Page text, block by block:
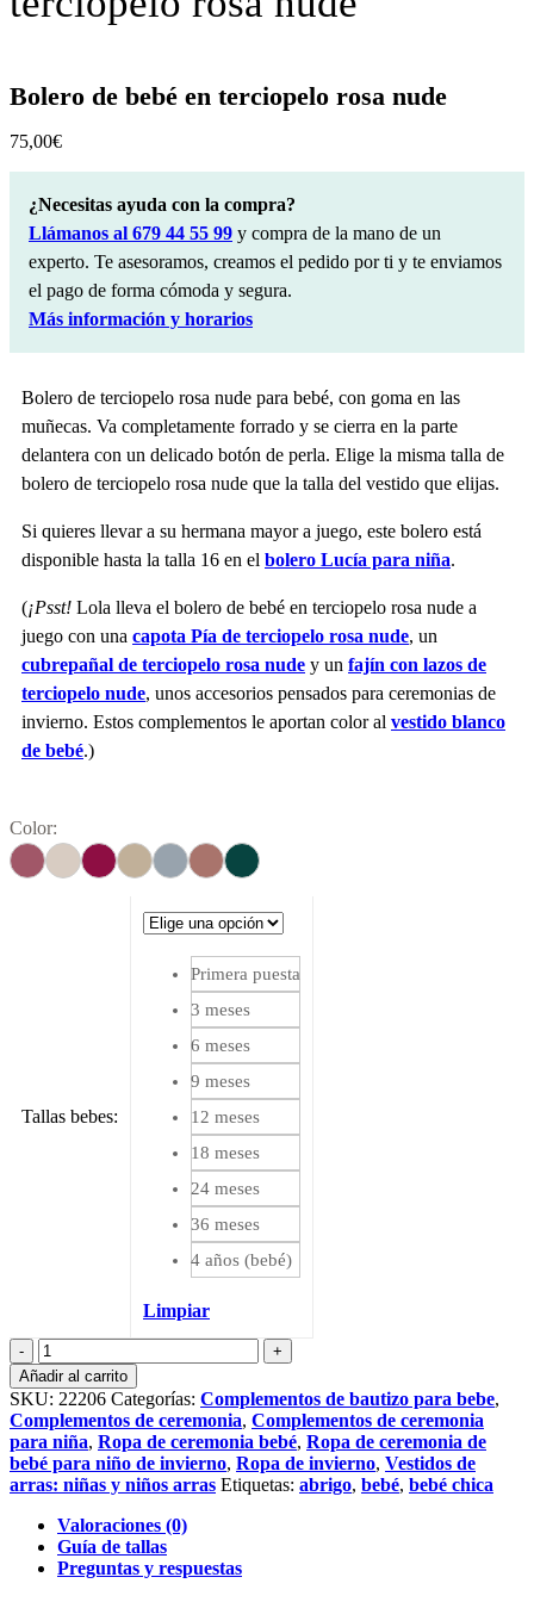
Bolero de bebé en terciopelo rosa nude
75,00€
¿Necesitas ayuda con la compra?
Llámanos al 679 44 55 99 y compra de la mano de un
experto. Te asesoramos, creamos el pedido por ti y te enviamos
el pago de forma cómoda y segura.
Más información y horarios
Bolero de terciopelo rosa nude para bebé, con goma en las
muñecas. Va completamente forrado y se cierra en la parte
delantera con un delicado botón de perla. Elige la misma talla de
bolero de terciopelo rosa nude que la talla del vestido que elijas.
Si quieres llevar a su hermana mayor a juego, este bolero está
disponible hasta la talla 16 en el bolero Lucía para niña.
(¡Psst! Lola lleva el bolero de bebé en terciopelo rosa nude a
juego con una capota Pía de terciopelo rosa nude, un
cubrepañal de terciopelo rosa nude y un fajín con lazos de
terciopelo nude, unos accesorios pensados para ceremonias de
invierno. Estos complementos le aportan color al vestido blanco
de bebé.)
Color:
Tallas bebes:
Primera puesta
3 meses
6 meses
9 meses
12 meses
18 meses
24 meses
36 meses
4 años (bebé)
Limpiar
Bolero
Lulú
de
bebé
en
terciopelo
rosa
nude
cantidad
Añadir al carrito
SKU: 22206 Categorías: Complementos de bautizo para bebe,
Complementos de ceremonia, Complementos de ceremonia
para niña, Ropa de ceremonia bebé, Ropa de ceremonia de
bebé para niño de invierno, Ropa de invierno, Vestidos de
arras: niñas y niños arras Etiquetas: abrigo, bebé, bebé chica
Valoraciones (0)
Guía de tallas
Preguntas y respuestas